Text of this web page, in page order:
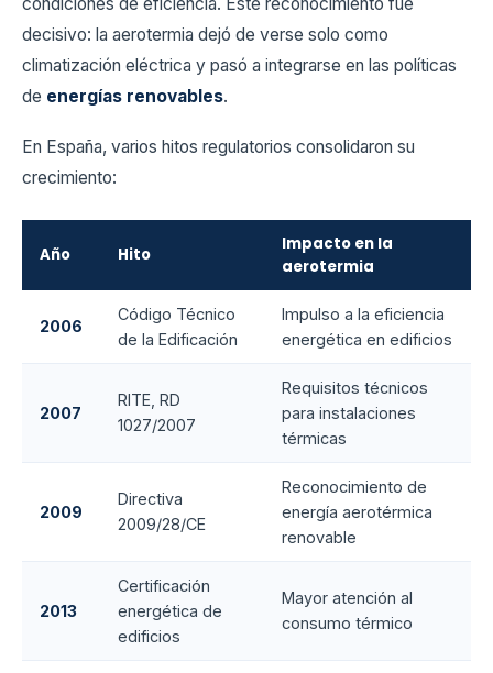
condiciones de eficiencia. Este reconocimiento fue
decisivo: la aerotermia dejó de verse solo como
climatización eléctrica y pasó a integrarse en las políticas
de energías renovables.
En España, varios hitos regulatorios consolidaron su
crecimiento:
Año Hito
Impacto en la
aerotermia
2006
Código Técnico
de la Edificación
Impulso a la eficiencia
energética en edificios
2007
RITE, RD
1027/2007
Requisitos técnicos
para instalaciones
térmicas
2009
Directiva
2009/28/CE
Reconocimiento de
energía aerotérmica
renovable
2013
Certificación
energética de
edificios
Mayor atención al
consumo térmico